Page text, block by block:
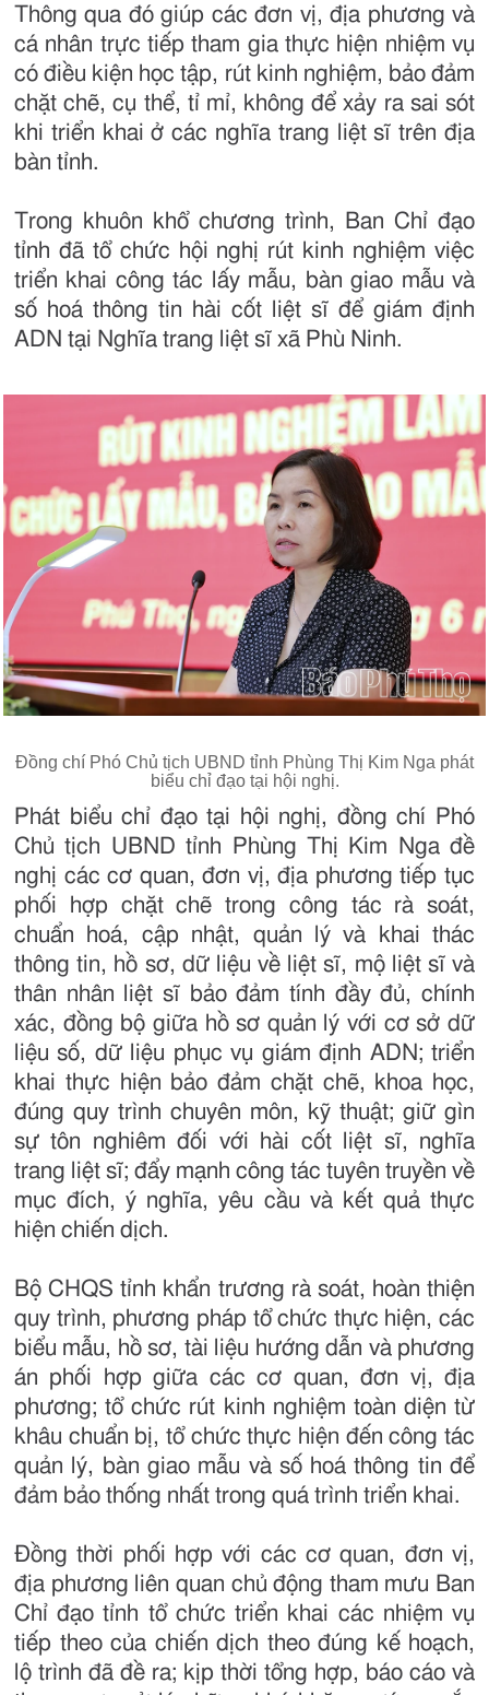
Thông qua đó giúp các đơn vị, địa phương và
cá nhân trực tiếp tham gia thực hiện nhiệm vụ
có điều kiện học tập, rút kinh nghiệm, bảo đảm
chặt chẽ, cụ thể, tỉ mỉ, không để xảy ra sai sót
khi triển khai ở các nghĩa trang liệt sĩ trên địa
bàn tỉnh.
Trong khuôn khổ chương trình, Ban Chỉ đạo
tỉnh đã tổ chức hội nghị rút kinh nghiệm việc
triển khai công tác lấy mẫu, bàn giao mẫu và
số hoá thông tin hài cốt liệt sĩ để giám định
ADN tại Nghĩa trang liệt sĩ xã Phù Ninh.
Đồng chí Phó Chủ tịch UBND tỉnh Phùng Thị Kim Nga phát
biểu chỉ đạo tại hội nghị.
Phát biểu chỉ đạo tại hội nghị, đồng chí Phó
Chủ tịch UBND tỉnh Phùng Thị Kim Nga đề
nghị các cơ quan, đơn vị, địa phương tiếp tục
phối hợp chặt chẽ trong công tác rà soát,
chuẩn hoá, cập nhật, quản lý và khai thác
thông tin, hồ sơ, dữ liệu về liệt sĩ, mộ liệt sĩ và
thân nhân liệt sĩ bảo đảm tính đầy đủ, chính
xác, đồng bộ giữa hồ sơ quản lý với cơ sở dữ
liệu số, dữ liệu phục vụ giám định ADN; triển
khai thực hiện bảo đảm chặt chẽ, khoa học,
đúng quy trình chuyên môn, kỹ thuật; giữ gìn
sự tôn nghiêm đối với hài cốt liệt sĩ, nghĩa
trang liệt sĩ; đẩy mạnh công tác tuyên truyền về
mục đích, ý nghĩa, yêu cầu và kết quả thực
hiện chiến dịch.
Bộ CHQS tỉnh khẩn trương rà soát, hoàn thiện
quy trình, phương pháp tổ chức thực hiện, các
biểu mẫu, hồ sơ, tài liệu hướng dẫn và phương
án phối hợp giữa các cơ quan, đơn vị, địa
phương; tổ chức rút kinh nghiệm toàn diện từ
khâu chuẩn bị, tổ chức thực hiện đến công tác
quản lý, bàn giao mẫu và số hoá thông tin để
đảm bảo thống nhất trong quá trình triển khai.
Đồng thời phối hợp với các cơ quan, đơn vị,
địa phương liên quan chủ động tham mưu Ban
Chỉ đạo tỉnh tổ chức triển khai các nhiệm vụ
tiếp theo của chiến dịch theo đúng kế hoạch,
lộ trình đã đề ra; kịp thời tổng hợp, báo cáo và